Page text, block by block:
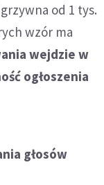
od 1 tys.
wzór ma
wejdzie w
ogłoszenia
głosów